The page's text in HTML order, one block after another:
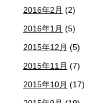
2016年2月 (2)
2016年1月 (5)
2015年12月 (5)
2015年11月 (7)
2015年10月 (17)